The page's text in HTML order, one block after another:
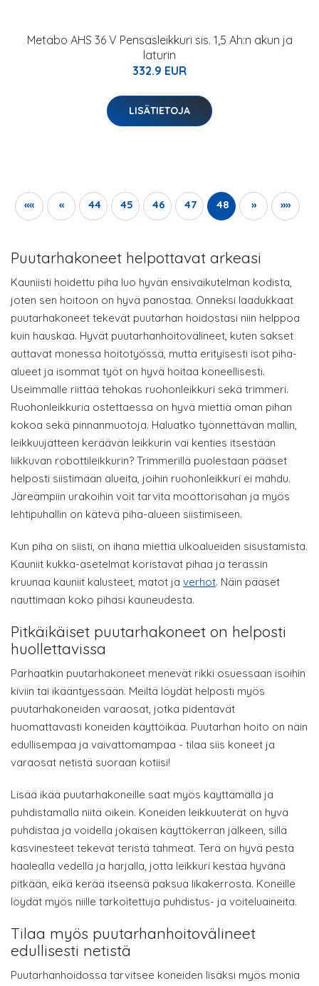
Metabo AHS 36 V Pensasleikkuri sis. 1,5 Ah:n akun ja
laturin
332.9 EUR
LISÄTIETOJA
«« « 44 45 46 47 48 » »»
Puutarhakoneet helpottavat arkeasi
Kauniisti hoidettu piha luo hyvän ensivaikutelman kodista,
joten sen hoitoon on hyvä panostaa. Onneksi laadukkaat
puutarhakoneet tekevät puutarhan hoidostasi niin helppoa
kuin hauskaa. Hyvät puutarhanhoitovälineet, kuten sakset
auttavat monessa hoitotyössä, mutta erityisesti isot piha-
alueet ja isommat työt on hyvä hoitaa koneellisesti.
Useimmalle riittää tehokas ruohonleikkuri sekä trimmeri.
Ruohonleikkuria ostettaessa on hyvä miettiä oman pihan
kokoa sekä pinnanmuotoja. Haluatko työnnettävän mallin,
leikkuujätteen keräävän leikkurin vai kenties itsestään
liikkuvan robottileikkurin? Trimmerillä puolestaan pääset
helposti siistimään alueita, joihin ruohonleikkuri ei mahdu.
Järeämpiin urakoihin voit tarvita moottorisahan ja myös
lehtipuhallin on kätevä piha-alueen siistimiseen.
Kun piha on siisti, on ihana miettiä ulkoalueiden sisustamista.
Kauniit kukka-asetelmat koristavat pihaa ja terassin
kruunaa kauniit kalusteet, matot ja verhot. Näin pääset
nauttimaan koko pihasi kauneudesta.
Pitkäikäiset puutarhakoneet on helposti
huollettavissa
Parhaatkin puutarhakoneet menevät rikki osuessaan isoihin
kiviin tai ikääntyessään. Meiltä löydät helposti myös
puutarhakoneiden varaosat, jotka pidentävät
huomattavasti koneiden käyttöikää. Puutarhan hoito on näin
edullisempaa ja vaivattomampaa - tilaa siis koneet ja
varaosat netistä suoraan kotiisi!
Lisää ikää puutarhakoneille saat myös käyttämällä ja
puhdistamalla niitä oikein. Koneiden leikkuuterät on hyvä
puhdistaa ja voidella jokaisen käyttökerran jälkeen, sillä
kasvinesteet tekevät teristä tahmeat. Terä on hyvä pestä
haalealla vedellä ja harjalla, jotta leikkuri kestää hyvänä
pitkään, eikä kerää itseensä paksua likakerrosta. Koneille
löydät myös niille tarkoitettuja puhdistus- ja voiteluaineita.
Tilaa myös puutarhanhoitovälineet
edullisesti netistä
Puutarhanhoidossa tarvitsee koneiden lisäksi myös monia